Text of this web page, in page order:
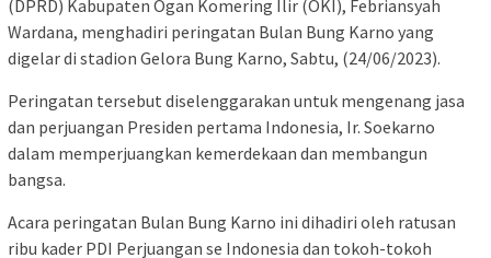
(DPRD) Kabupaten Ogan Komering Ilir (OKI), Febriansyah
Wardana, menghadiri peringatan Bulan Bung Karno yang
digelar di stadion Gelora Bung Karno, Sabtu, (24/06/2023).
Peringatan tersebut diselenggarakan untuk mengenang jasa
dan perjuangan Presiden pertama Indonesia, Ir. Soekarno
dalam memperjuangkan kemerdekaan dan membangun
bangsa.
Acara peringatan Bulan Bung Karno ini dihadiri oleh ratusan
ribu kader PDI Perjuangan se Indonesia dan tokoh-tokoh